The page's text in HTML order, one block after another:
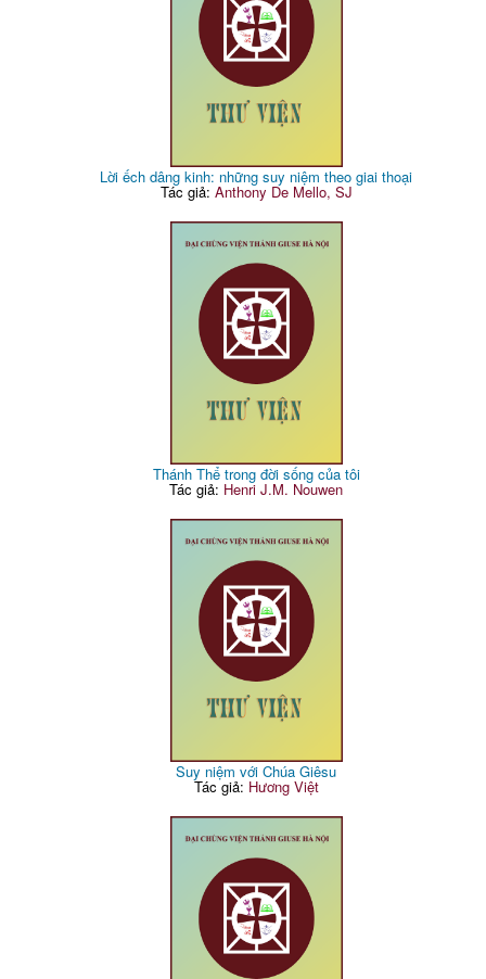
Lời ếch dâng kinh: những suy niệm theo giai thoại
Tác giả: Anthony De Mello, SJ
Thánh Thể trong đời sống của tôi
Tác giả: Henri J.M. Nouwen
Suy niệm với Chúa Giêsu
Tác giả: Hương Việt